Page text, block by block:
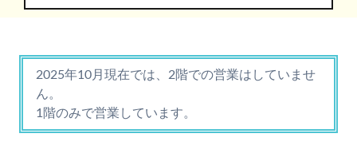
2025年10月現在では、2階での営業はしていませ
ん。
1階のみで営業しています。